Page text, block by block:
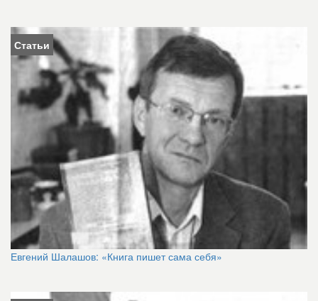
Статьи
Евгений Шалашов: «Книга пишет сама себя»